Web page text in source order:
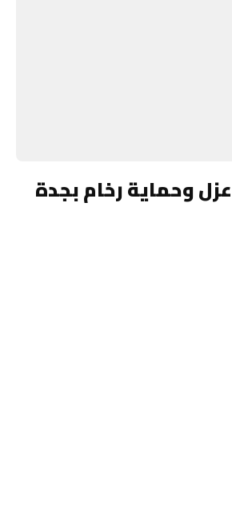
وحماية رخام بجدة